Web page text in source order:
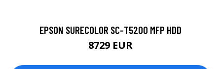
EPSON SURECOLOR SC-T5200 MFP HDD
8729 EUR